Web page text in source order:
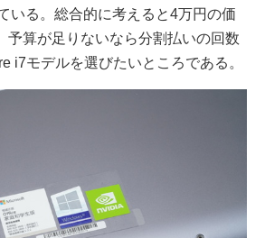
いる。総合的に考えると4万円の価
予算が足りないなら分割払いの回数
i7モデルを選びたいところである。